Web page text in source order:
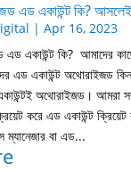
এড একাউন্ট কি? আসলেই
| Apr 16, 2023
একাউন্ট কি? আমাদের
এড একাউন্ট অথোরাইজড
অথোরাইজড। আমরা
করে এড একাউন্ট
ম্যানেজার বা এড...